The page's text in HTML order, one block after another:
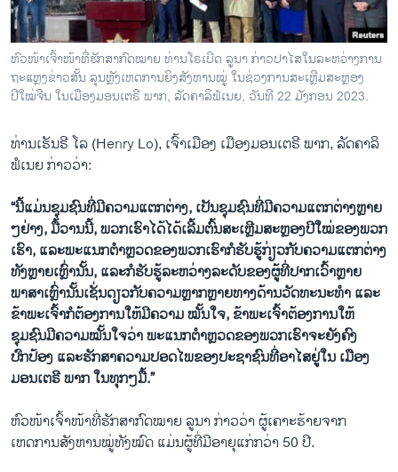
ຫົວໜ້າເຈົ້າໜ້າທີ່ຮັກສາກົດໝາຍ ທ່ານໂຣເບີດ ລູນາ ກ່າວປາໄສໃນລະຫວ່າງການ
ຖະແຫຼງຂ່າວສັ້ນ ລຸນຫຼັງເຫດການຍິງສັງຫານໝູ່ ໃນຊ່ວງການສະເຫຼີມສະຫຼອງ
ປີໃໝ່ຈີນ ໃນເມືອງມອນເຕຣີ ພາກ, ລັດຄາລິຟໍເນຍ, ວັນທີ 22 ມັງກອນ 2023.
ທ່ານເຮັນຣີ ໂລ (Henry Lo), ເຈົ້າເມືອງ ເມືອງມອນເຕຣີ ພາກ, ລັດຄາລິ
ຟໍເນຍ ກ່າວວ່າ:
“ນີ້ແມ່ນຊຸມຊົນທີ່ມີຄວາມແຕກຕ່າງ, ເປັນຊຸມຊົນທີ່ມີຄວາມແຕກຕ່າງຫຼາຍ
ໆຢ່າງ, ມື້ວານນີ້, ພວກເຮົາໄດ້ໄດ້ເລີ້ມຕົ້ນສະເຫຼີມສະຫຼອງປີໃໝ່ຂອງພວກ
ເຮົາ, ແລະພະແນກຕໍາຫຼວດຂອງພວກເຮົາກໍຮັບຮູ້ກ່ຽວກັບຄວາມແຕກຕ່າງ
ທັງຫຼາຍເຫຼົ່ານັ້ນ, ແລະກໍຮັບຮູ້ລະຫວ່າງລະດັບຂອງຜູ້ທີ່ປາກເວົ້າຫຼາຍ
ພາສາເຫຼົ່ານັ້ນເຊັ່ນດຽວກັບຄວາມຫຼາກຫຼາຍທາງດ້ານວັດທະນະທໍາ ແລະ
ຂ້າພະເຈົ້າກໍຕ້ອງການໃຫ້ມີຄວາມ ໝັ້ນໃຈ, ຂ້າພະເຈົ້າຕ້ອງການໃຫ້
ຊຸມຊົນມີຄວາມໝັ້ນໃຈວ່າ ພະແນກຕໍາຫຼວດຂອງພວກເຮົາຈະຍັງຄົງ
ປົກປ້ອງ ແລະຮັກສາຄວາມປອດໄພຂອງປະຊາຊົນທີ່ອາໄສຢູ່ໃນ ເມືອງ
ມອນເຕຣີ ພາກ ໃນທຸກໆມື້.”
ຫົວ​ໜ້າເຈົ້າໜ້າທີ່ຮັກສາກົດໝາຍ ລູນາ ກ່າວວ່າ ຜູ້ເຄາະຮ້າຍຈາກ
ເຫດການສັງຫານໝູ່ທັງໝົດ ແມ່ນຜູ້ທີ່ມີອາຍຸ​ແກ່ກວ່າ 50 ປີ.